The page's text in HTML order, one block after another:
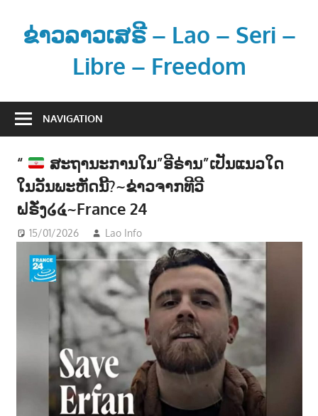
contentຂ່າວລາວເສຣີ – Lao – Seri –
Libre – Freedom
າ
ະ
ຂໍ້
ນ
NAVIGATION
“
ສະຖານະການໃນ”ອີຣ່ານ”ເປັນແນວໃດ
ໃນວັນພະຫັດນີ້?~ຂ່າວຈາກທີວີ
ຝຣັ່ງ໒໔~France 24
15/01/2026 Lao Info